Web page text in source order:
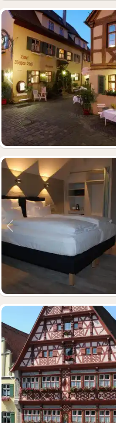
Vorheriges Bild
Vorheriges Bild
Vorheriges Bild